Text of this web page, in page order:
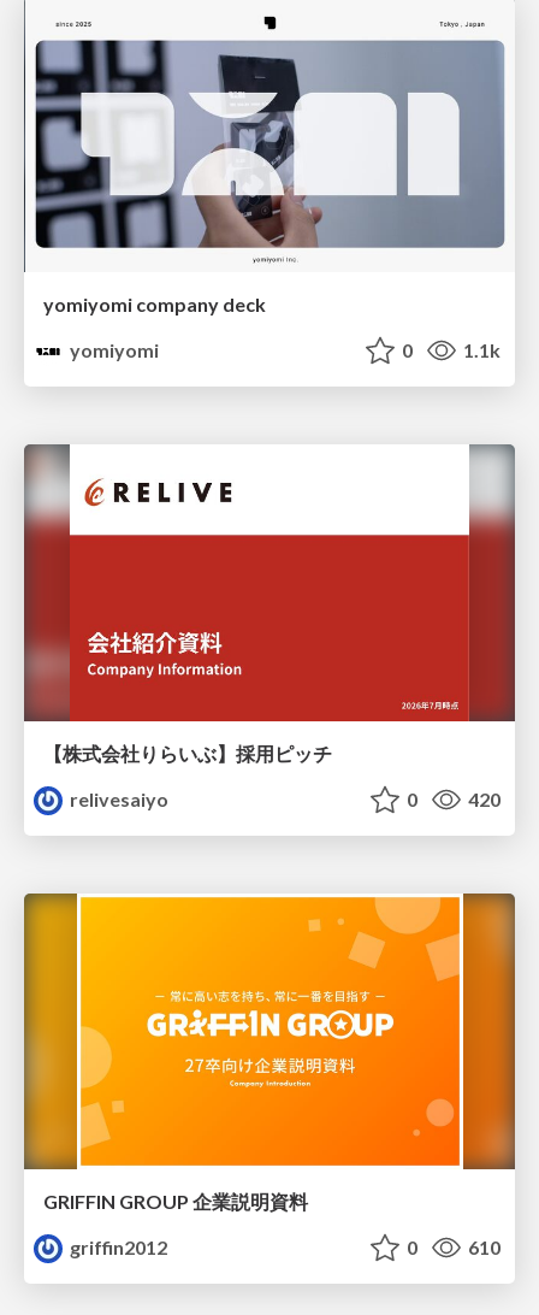
yomiyomi company deck
yomiyomi
0 1.1k
【株式会社りらいぶ】採用ピッチ
relivesaiyo
0 420
GRIFFIN GROUP 企業説明資料
griffin2012
0 610